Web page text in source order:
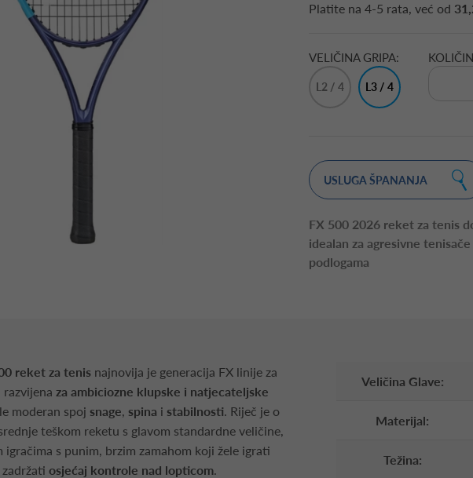
Platite na 4-5 rata, već od
VELIČINA GRIPA:
L2 / 4 L3 / 4
USLUGA ŠPANANJA
FX 500 2026 reket za tenis
idealan za agresivne
podlogama
reket za tenis najnovija je generacija FX linije za
razvijena za ambiciozne klupske i natjecateljske
moderan spoj snage, spina i stabilnosti. Riječ je o
teškom reketu s glavom standardne veličine,
igračima s punim, brzim zamahom koji žele igrati
osjećaj kontrole nad lopticom.
Veličina Glave:
Materijal:
Težina: